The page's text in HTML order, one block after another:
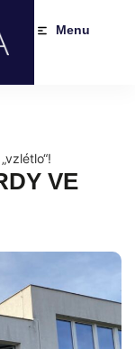
Menu
VE